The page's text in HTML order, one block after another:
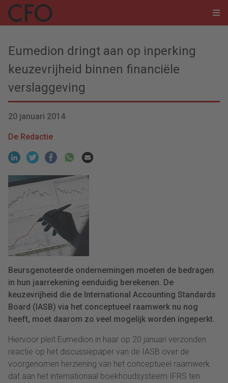
Eumedion dringt aan op inperking
keuzevrijheid binnen financiële
verslaggeving
20 januari 2014
De Redactie
Beursgenoteerde ondernemingen moeten de bedragen
in hun jaarrekening eenduidig berekenen. De
keuzevrijheid die de International Accounting Standards
Board (IASB) via het conceptueel raamwerk nu nog
heeft, moet daarom zo veel mogelijk worden ingeperkt.
Hiervoor pleit Eumedion in haar op 20 januari verzonden
reactie op het discussiepaper van de IASB over de
voorgenomen herziening van het conceptueel raamwerk
dat aan het internationaal boekhoudsysteem IFRS ten